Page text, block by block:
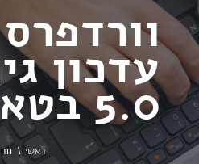
עדכון
5.0 בטא
ראשי \